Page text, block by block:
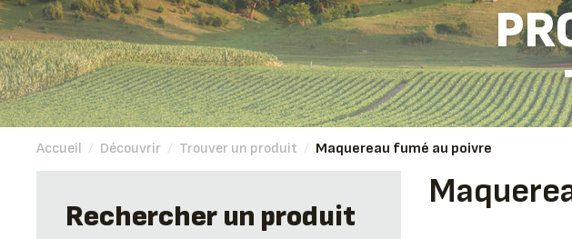
Accueil / Découvrir / Trouver un produit / Maquereau fumé au poivre
Rechercher un produit